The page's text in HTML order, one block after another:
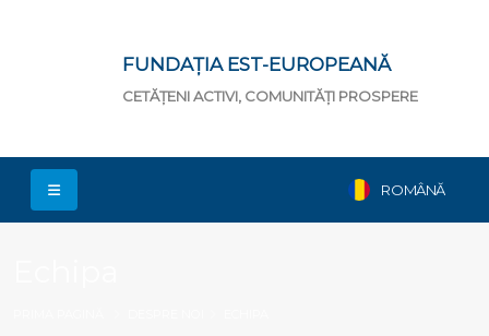
FUNDAȚIA EST-EUROPEANĂ
CETĂȚENI ACTIVI, COMUNITĂȚI PROSPERE
ROMÂNĂ